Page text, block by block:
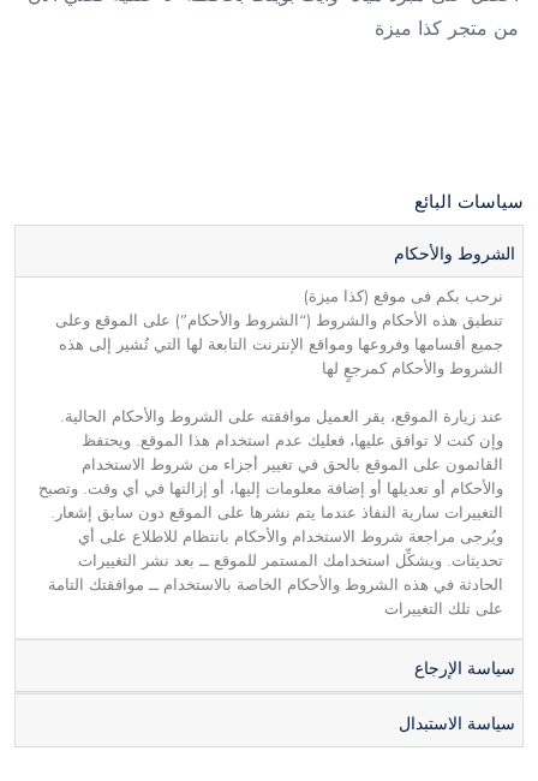
من متجر كذا ميزة
سياسات البائع
الشروط والأحكام
نرحب بكم فى موقع (كذا ميزة)
تنطبق هذه الأحكام والشروط (“الشروط والأحكام”) على الموقع وعلى
جميع أقسامها وفروعها ومواقع الإنترنت التابعة لها التي تُشير إلى هذه
الشروط والأحكام كمرجعٍ لها
عند زيارة الموقع، يقر العميل موافقته على الشروط والأحكام الحالية.
وإن كنت لا توافق عليها، فعليك عدم استخدام هذا الموقع. ويحتفظ
القائمون على الموقع بالحق في تغيير أجزاء من شروط الاستخدام
والأحكام أو تعديلها أو إضافة معلومات إليها، أو إزالتها في أي وقت. وتصبح
التغييرات سارية النفاذ عندما يتم نشرها على الموقع دون سابق إشعار.
ويُرجى مراجعة شروط الاستخدام والأحكام بانتظام للاطلاع على أي
تحديثات. ويشكِّل استخدامك المستمر للموقع ــ بعد نشر التغييرات
الحادثة في هذه الشروط والأحكام الخاصة بالاستخدام ــ موافقتك التامة
على تلك التغييرات
سياسة الإرجاع
سياسة الاستبدال